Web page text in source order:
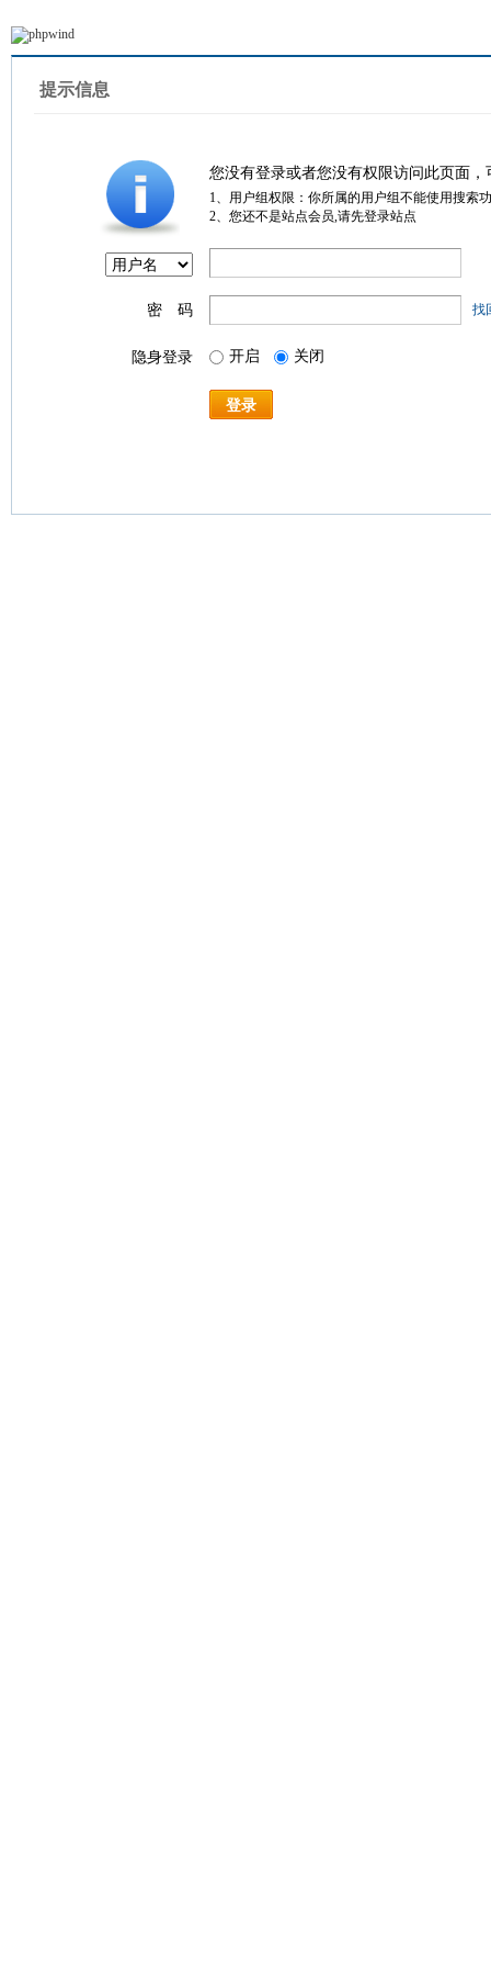
提示信息
您没有登录或者您没有权限访问此页面
1、用户组权限：你所属的用户组不能使用搜索
2、您还不是站点会员,请先登录站点
密 码 找
隐身登录 开启 关闭
登录